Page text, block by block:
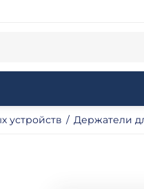
устройств / Держатели